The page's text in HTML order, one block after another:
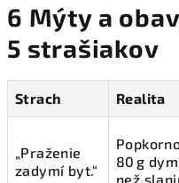
6 Mýty a
5 strašiakov
Strach Realita
„Praženie
zadymí byt.“
80 g
než